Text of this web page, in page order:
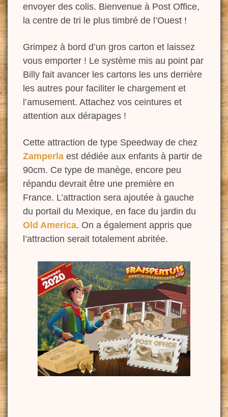
envoyer des colis. Bienvenue à Post Office,
la centre de tri le plus timbré de l’Ouest !
Grimpez à bord d’un gros carton et laissez
vous emporter ! Le système mis au point par
Billy fait avancer les cartons les uns derrière
les autres pour faciliter le chargement et
l’amusement. Attachez vos ceintures et
attention aux dérapages !
Cette attraction de type Speedway de chez
Zamperla est dédiée aux enfants à partir de
90cm. Ce type de manège, encore peu
répandu devrait être une première en
France. L’attraction sera ajoutée à gauche
du portail du Mexique, en face du jardin du
Old America. On a également appris que
l’attraction serait totalement abritée.